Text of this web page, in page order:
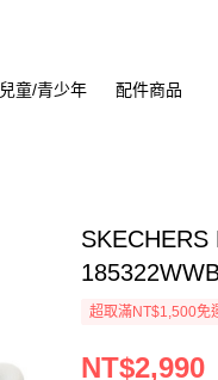
兒童/青少年 配件商品
超取滿NT$1,500免
NT$2,990